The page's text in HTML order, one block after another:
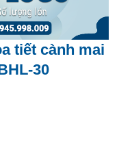
tiết cành mai
30